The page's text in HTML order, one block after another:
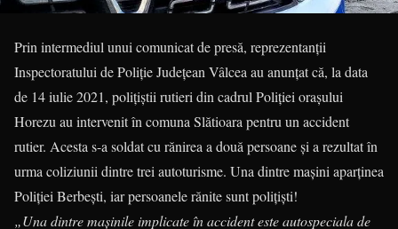
Prin intermediul unui comunicat de presă, reprezentanții
Inspectoratului de Poliție Județean Vâlcea au anunțat că, la data
de 14 iulie 2021, polițiștii rutieri din cadrul Poliției orașului
Horezu au intervenit în comuna Slătioara pentru un accident
rutier. Acesta s-a soldat cu rănirea a două persoane și a rezultat în
urma coliziunii dintre trei autoturisme. Una dintre mașini aparținea
Poliției Berbești, iar persoanele rănite sunt polițiști!
„Una dintre mașinile implicate în accident este autospeciala de